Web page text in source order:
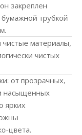
закреплен
трубкой
чистые материалы,
чистых
от прозрачных,
насыщенных
ярких
цвета.